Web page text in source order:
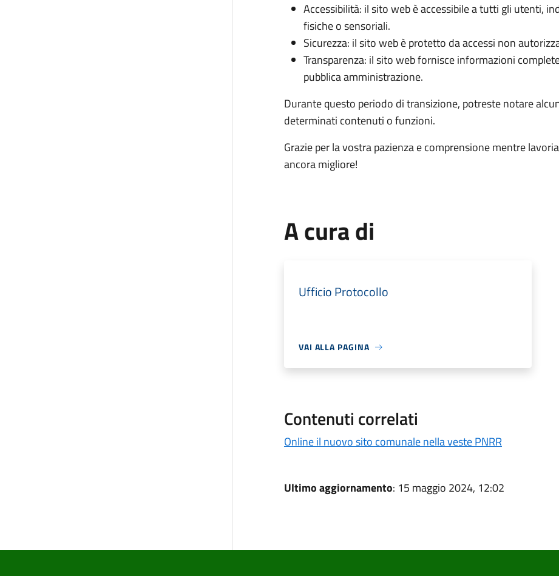
Accessibilità: il sito web è accessibile a tutti gli utenti,
fisiche o sensoriali.
Sicurezza: il sito web è protetto da accessi non
Transparenza: il sito web fornisce informazioni
pubblica amministrazione.
Durante questo periodo di transizione, potreste notare
determinati contenuti o funzioni.
Grazie per la vostra pazienza e comprensione mentre
ancora migliore!
A cura di
Ufficio Protocollo
VAI ALLA PAGINA
Contenuti correlati
Online il nuovo sito comunale nella veste PNRR
Ultimo aggiornamento: 15 maggio 2024, 12:02